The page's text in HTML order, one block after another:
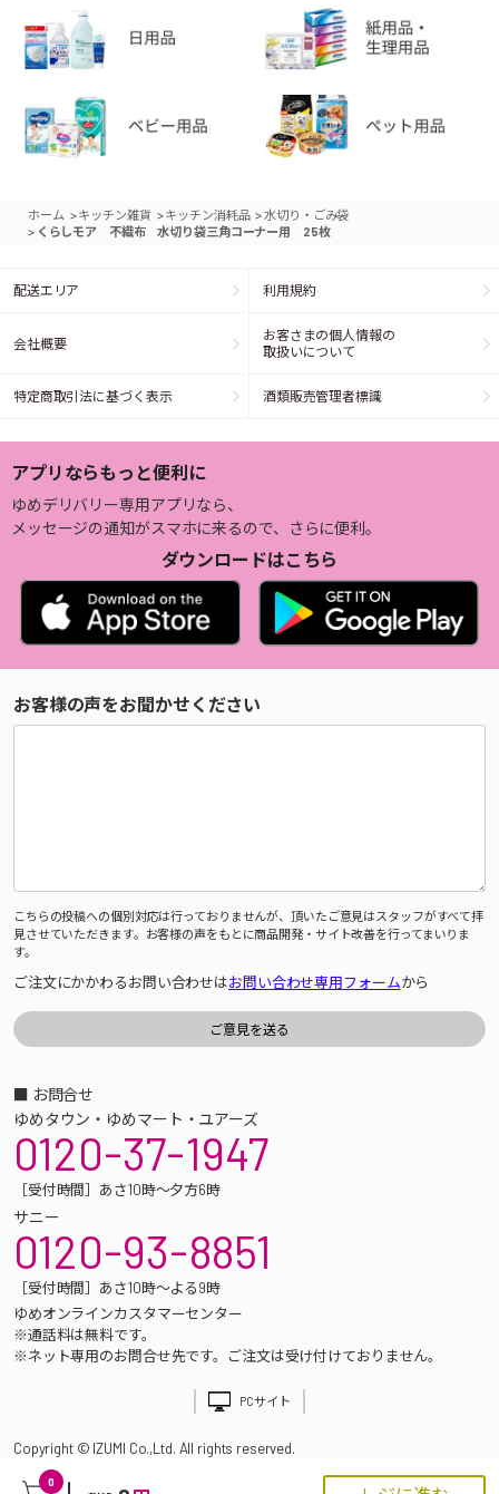
0
ホーム >キッチン雑貨 >キッチン消耗品 >水切り・ごみ袋
> くらしモア 不織布 水切り袋三角コーナー用 25枚
配送エリア 利用規約
会社概要
お客さまの個人情報の
取扱いについて
特定商取引法に基づく表示 酒類販売管理者標識
アプリならもっと便利に
ゆめデリバリー専用アプリなら、
メッセージの通知がスマホに来るので、さらに便利。
ダウンロードはこちら
お客様の声をお聞かせください
こちらの投稿への個別対応は行っておりませんが、頂いたご意見はスタッフがすべて拝
見させていただきます。お客様の声をもとに商品開発・サイト改善を行ってまいりま
す。
ご注文にかかわるお問い合わせはお問い合わせ専用フォームから
■ お問合せ
ゆめタウン・ゆめマート・ユアーズ
0120-37-1947
［受付時間］あさ10時～夕方6時
サニー
0120-93-8851
［受付時間］あさ10時～よる9時
ゆめオンラインカスタマーセンター
※通話料は無料です。
※ネット専用のお問合せ先です。ご注文は受け付けておりません。
PCサイト
Copyright © IZUMI Co.,Ltd. All rights reserved.